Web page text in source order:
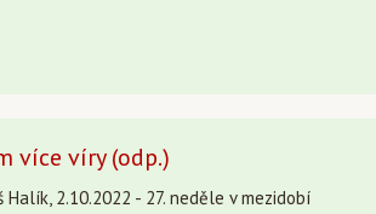
více víry (odp.)
Halík, 2.10.2022 - 27. neděle v mezidobí